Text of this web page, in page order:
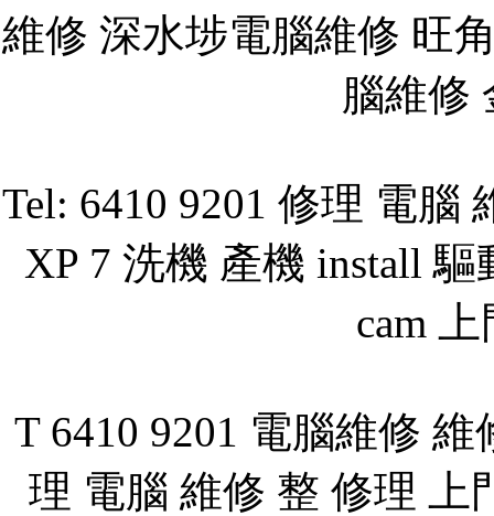
維修 深水埗電腦維修 旺
腦維修
Tel: 6410 9201 修理 電腦
XP 7 洗機 產機 install
cam
T 6410 9201 電腦維修
理 電腦 維修 整 修理 上